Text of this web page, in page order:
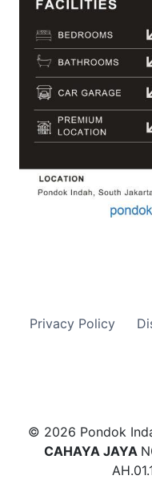
Privacy Policy
© 2026 Pondok
CAHAYA JAYA